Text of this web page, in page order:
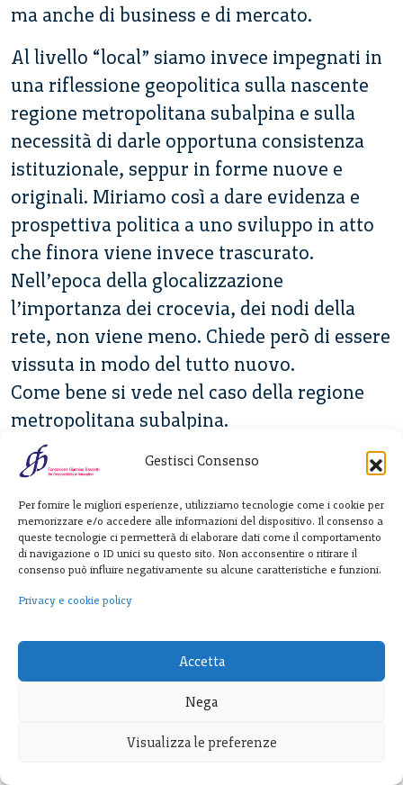
Gestisci Consenso
Per fornire le migliori esperienze, utilizziamo tecnologie come i cookie per
memorizzare e/o accedere alle informazioni del dispositivo. Il consenso a
queste tecnologie ci permetterà di elaborare dati come il comportamento
di navigazione o ID unici su questo sito. Non acconsentire o ritirare il
consenso può influire negativamente su alcune caratteristiche e funzioni.
Privacy e cookie policy
Accetta
Nega
Visualizza le preferenze
ma anche di business e di mercato.
Al livello “local” siamo invece impegnati in
una riflessione geopolitica sulla nascente
regione metropolitana subalpina e sulla
necessità di darle opportuna consistenza
istituzionale, seppur in forme nuove e
originali. Miriamo così a dare evidenza e
prospettiva politica a uno sviluppo in atto
che finora viene invece trascurato.
Nell’epoca della glocalizzazione
l’importanza dei crocevia, dei nodi della
rete, non viene meno. Chiede però di essere
vissuta in modo del tutto nuovo.
Come bene si vede nel caso della regione
metropolitana subalpina.
Le metropoli e le regioni storiche vengono
realtà: da nuove regioni metropolitane che
si configurano sempre più come plessi di
reti e di flussi che vivono nella (e della)
mobilità, e che si raccordano attorno a nodi
delle funzioni e il “locale” delle specificità e
dei territori. Il rapporto tra ciò che è globale
e ciò che è urbano trova il suo ambito in un
tessuto metropolitano che le nuove